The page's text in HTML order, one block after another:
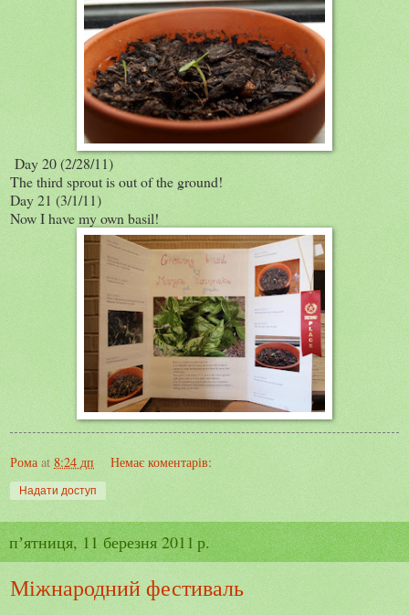
Day 20 (2/28/11)
The third sprout is out of the ground!
Day 21 (3/1/11)
Now I have my own basil!
Рома at 8:24 дп Немає коментарів:
Надати доступ
пʼятниця, 11 березня 2011 р.
Міжнародний фестиваль